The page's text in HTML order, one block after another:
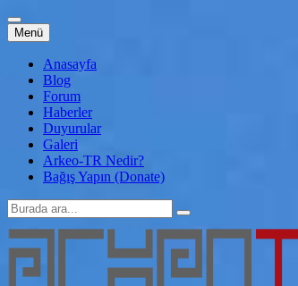
Menü İçeriğe
atla
Anasayfa
Blog
Forum
Haberler
Duyurular
Galeri
Arkeo-TR Nedir?
Bağış Yapın (Donate)
Arama: